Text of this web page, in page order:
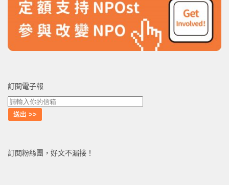
訂閱電子報
訂閱粉絲團，好文不漏接！